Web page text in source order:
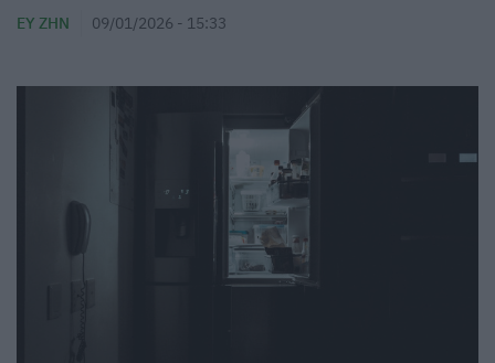
ΕΥ ΖΗΝ 09/01/2026 - 15:33